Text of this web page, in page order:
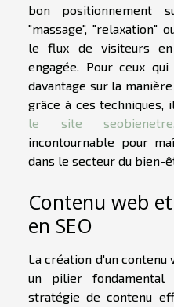
bon positionnement
"massage", "relaxation"
le flux de visiteurs
engagée. Pour ceux
davantage sur la
grâce à ces techniques,
le site
incontournable pour
dans le secteur du bien-
Contenu web
en SEO
La création d'un
un pilier fondamental
stratégie de contenu